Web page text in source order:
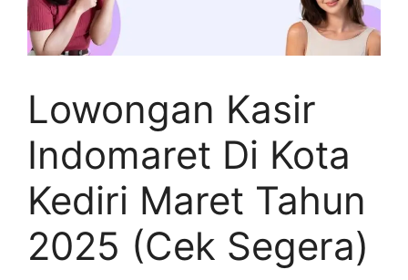
Lowongan Kasir
Indomaret Di Kota
Kediri Maret Tahun
2025 (Cek Segera)